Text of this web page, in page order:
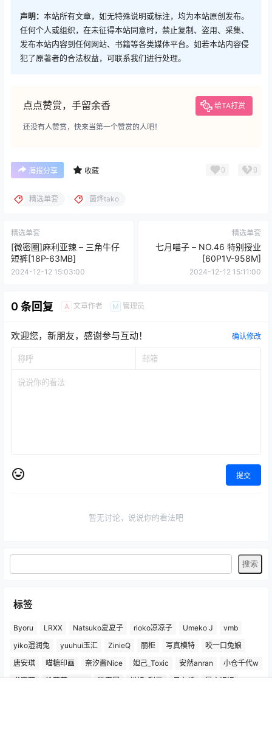
声明： 本站所有文章，如无特殊说明或标注，均为本站原创发布。
任何个人或组织，在未征得本站同意时，禁止复制、盗用、采集、
发布本站内容到任何网站、书籍等各类媒体平台。如若本站内容侵
犯了原著者的合法权益，可联系我们进行处理。
点点赞赏，手留余香 给TA打赏
还没有人赞赏，快来当第一个赞赏的人吧！
海报分享 收藏 0 0
精选单套 菌烨tako
精选单套
[微密圈]麻利亚辣 – 三角牛仔
短裤[18P-63MB]
2024-12-12 15:03:00
精选单套
七月喵子 – NO.46 特别授业
[60P1V-958M]
2024-12-12 15:11:00
0 条回复 A 文章作者 M 管理员
欢迎您，新朋友，感谢参与互动！ 确认修改
提交
暂无讨论，说说你的看法吧
标签
Byoru LRXX Natsuko夏夏子 rioko凉凉子 Umeko J
vmb
yiko湿润兔
yuuhui玉汇 ZinieQ 丽柜 写真模特
咬一口兔娘
唐安琪
喵糖印画 奈汐酱Nice 妲己_Toxic 安然anran
小仓千代w
尤蜜荟
徐莉芝Booty 微密圈 抖娘-利世 日奈娇
星之迟迟